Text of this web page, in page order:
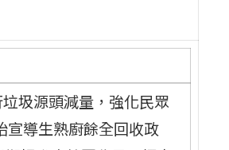
圾源頭減量，強化民眾
宣導生熟廚餘全回收政